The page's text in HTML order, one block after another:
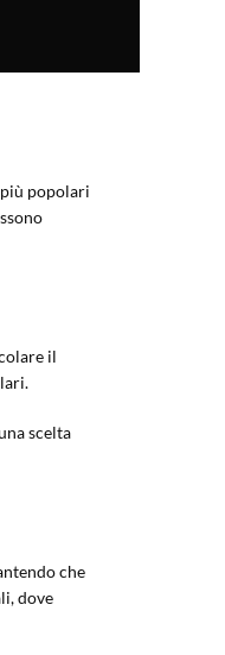
più popolari
il
scelta
che
dove